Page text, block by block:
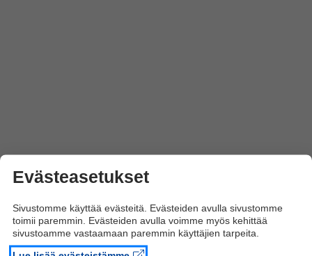
Evästeasetukset
Sivustomme käyttää evästeitä. Evästeiden avulla sivustomme
toimii paremmin. Evästeiden avulla voimme myös kehittää
sivustoamme vastaamaan paremmin käyttäjien tarpeita.